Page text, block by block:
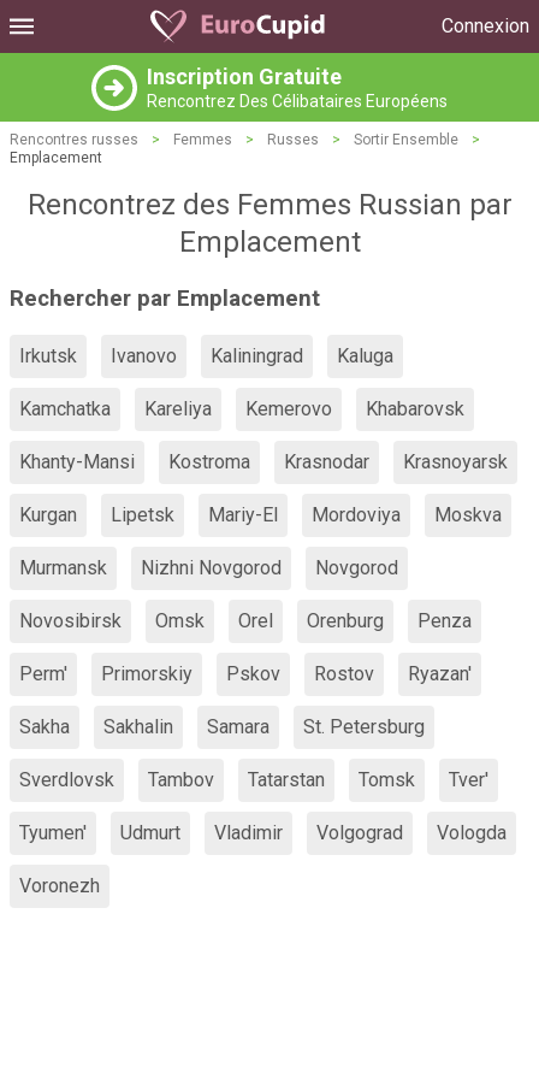
Connexion
Inscription Gratuite
Rencontrez Des Célibataires Européens
Rencontres russes > Femmes > Russes > Sortir Ensemble
>
Emplacement
Rencontrez des Femmes Russian par
Emplacement
Rechercher par Emplacement
Irkutsk Ivanovo Kaliningrad Kaluga
Kamchatka Kareliya Kemerovo Khabarovsk
Khanty-Mansi Kostroma Krasnodar Krasnoyarsk
Kurgan Lipetsk Mariy-El Mordoviya Moskva
Murmansk Nizhni Novgorod Novgorod
Novosibirsk Omsk Orel Orenburg Penza
Perm' Primorskiy Pskov Rostov Ryazan'
Sakha Sakhalin Samara St. Petersburg
Sverdlovsk Tambov Tatarstan Tomsk Tver'
Tyumen' Udmurt Vladimir Volgograd Vologda
Voronezh